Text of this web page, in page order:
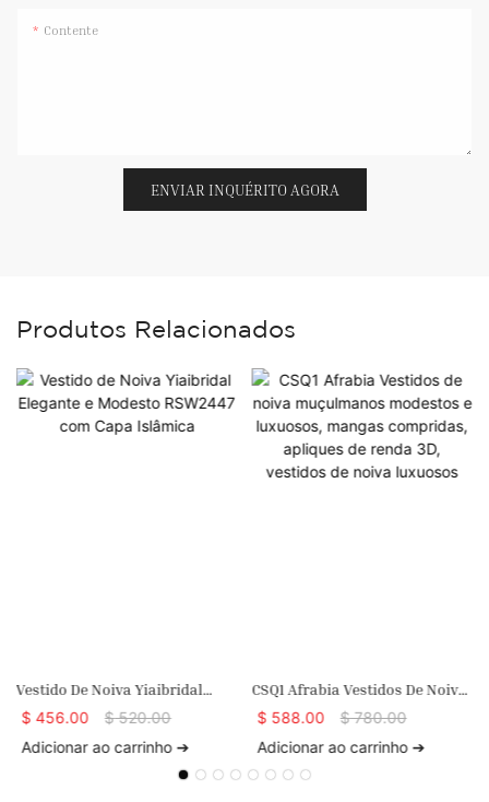
Contente
ENVIAR INQUÉRITO AGORA
Produtos Relacionados
Vestido De Noiva Yiaibridal
Elegante E Modesto RSW2447
$ 456.00 $520.00
Adicionar ao carrinho ➔
CSQ1 Afrabia Vestidos De Noiva
Muçulmanos Modestos E
Apliques De Renda 3D, Vestidos
De Noiva Luxuosos
$ 588.00 $780.00
Adicionar ao carrinho ➔